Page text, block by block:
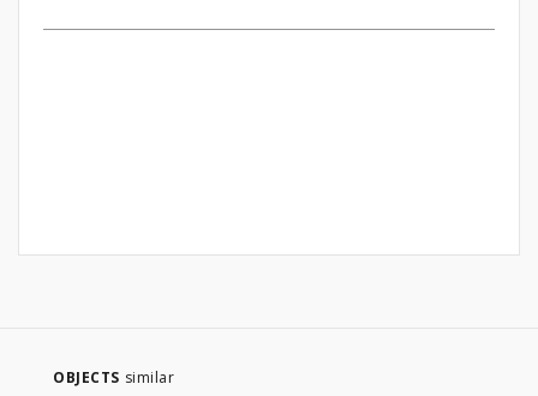
OBJECTS similar